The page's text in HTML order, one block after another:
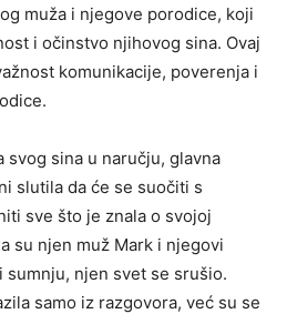
muža i njegove porodice, koji
i očinstvo njihovog sina. Ovaj
komunikacije, poverenja i
svog sina u naručju, glavna
slutila da će se suočiti s
sve što je znala o svojoj
su njen muž Mark i njegovi
njen svet se srušio.
samo iz razgovora, već su se